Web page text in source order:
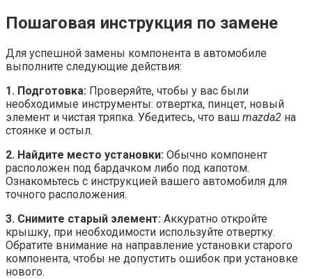
Пошаговая инструкция по замене
Для успешной замены компонента в автомобиле
выполните следующие действия:
1. Подготовка: Проверяйте, чтобы у вас были
необходимые инструменты: отвертка, пинцет, новый
элемент и чистая тряпка. Убедитесь, что ваш mazda2 на
стоянке и остыл.
2. Найдите место установки: Обычно компонент
расположен под бардачком либо под капотом.
Ознакомьтесь с инструкцией вашего автомобиля для
точного расположения.
3. Снимите старый элемент: Аккуратно откройте
крышку, при необходимости используйте отвертку.
Обратите внимание на направление установки старого
компонента, чтобы не допустить ошибок при установке
нового.